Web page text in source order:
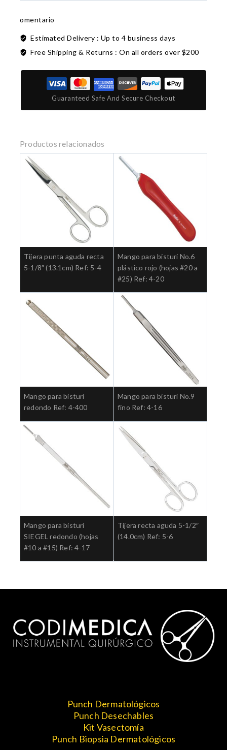
omentario
Estimated Delivery : Up to 4 business days
Free Shipping & Returns : On all orders over $200
Guaranteed Safe And Secure Checkout
Productos relacionados
Tijera punta aguda recta
5-1/8″ (13.1cm) Ref: 5-4
Mango para bisturi No.6
plástico rojo (hojas #20 a
#25) Ref: 4-20
Mango para bisturí
redondo Ref: 4-400
Mango para bisturí No.9
fino Ref: 4-16
Mango para bisturí
SIEGEL redondo (hojas
#10 a #15) Ref: 4-17
Tijera recta aguda 5-1/2″
(14.0cm) Ref: 5-6
Punch Dermatológicos
Punch Desechables
Kit Vasectomía
Punch Biopsia Dermatológicos